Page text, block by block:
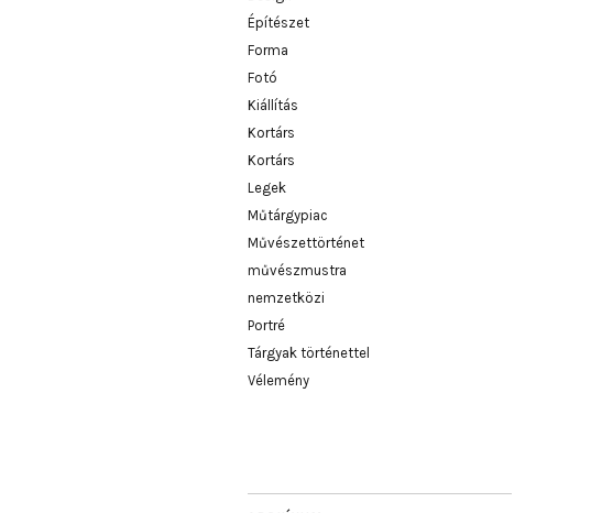
Építészet
Forma
Fotó
Kiállítás
Kortárs
Kortárs
Legek
Műtárgypiac
Művészettörténet
művészmustra
nemzetközi
Portré
Tárgyak történettel
Vélemény